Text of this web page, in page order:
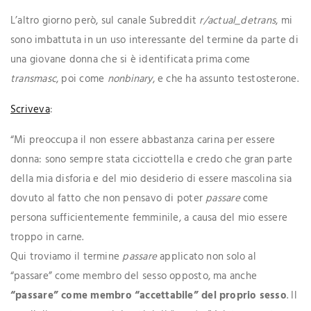
L’altro giorno però, sul canale Subreddit r/actual_detrans, mi
sono imbattuta in un uso interessante del termine da parte di
una giovane donna che si è identificata prima come
transmasc, poi come nonbinary, e che ha assunto testosterone.
Scriveva:
“Mi preoccupa il non essere abbastanza carina per essere
donna: sono sempre stata cicciottella e credo che gran parte
della mia disforia e del mio desiderio di essere mascolina sia
dovuto al fatto che non pensavo di poterpassarecome
persona sufficientemente femminile, a causa del mio essere
troppo in carne.
Qui troviamo il terminepassareapplicato non solo al
“passare” come membro del sesso opposto, ma anche
“passare” come membro “accettabile” del proprio sesso. Il